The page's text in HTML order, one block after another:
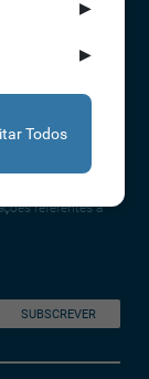
referentes à
▶
▶
Todos